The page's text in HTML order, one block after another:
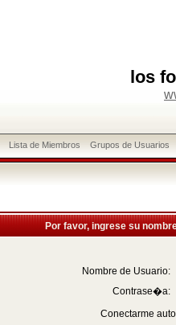
los
Lista de Miembros Grupos de Usuarios
Por favor, ingrese su
Nombre de Usuario:
Contrase�a:
Conectarme